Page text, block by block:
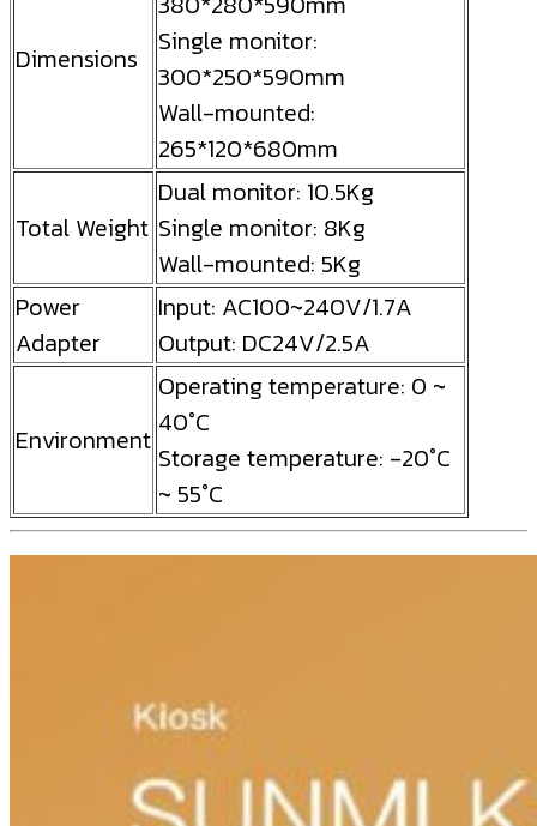
Dimensions
Single monitor:
300*250*590mm
Wall-mounted:
265*120*680mm
Total Weight
Dual monitor: 10.5Kg
Single monitor: 8Kg
Wall-mounted: 5Kg
Power
Adapter
Input: AC100~240V/1.7A
Output: DC24V/2.5A
Environment
Operating temperature: 0 ~
40°C
Storage temperature: -20°C
~ 55°C